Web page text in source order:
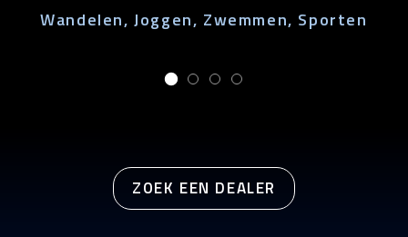
Wandelen, Joggen, Zwemmen, Sporten
ZOEK EEN DEALER